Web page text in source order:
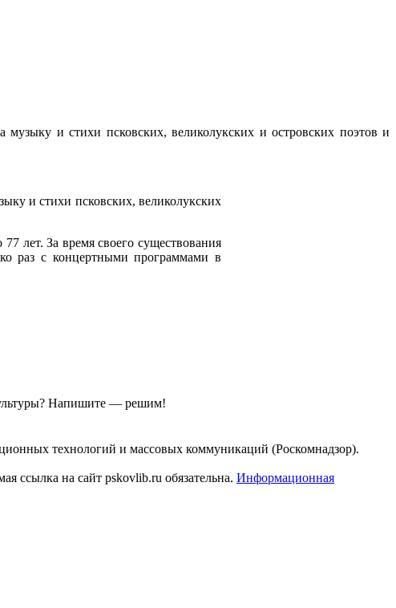
и стихи псковских, великолукских и островских поэтов и
и стихи псковских, великолукских
лет. За время своего существования
раз с концертными программами в
Напишите — решим!
технологий и массовых коммуникаций (Роскомнадзор).
ссылка на сайт pskovlib.ru обязательна. Информационная